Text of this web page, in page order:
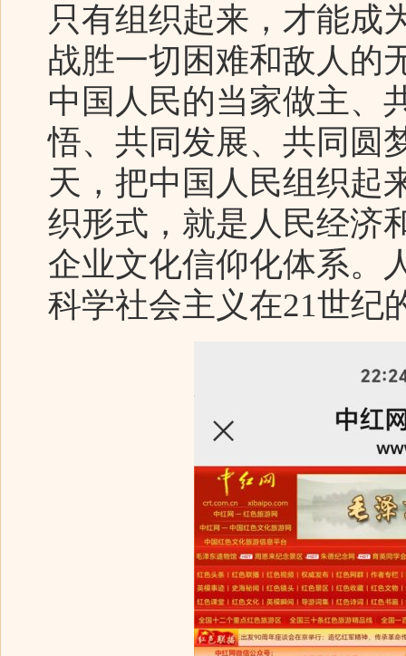
只有组织起来，才能成
战胜一切困难和敌人的
中国人民的当家做主、
悟、共同发展、共同圆
天，把中国人民组织起
织形式，就是人民经济
企业文化信仰化体系。
科学社会主义在21世纪